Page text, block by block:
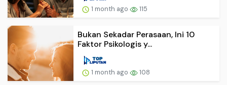
1 month ago 115
Bukan Sekadar Perasaan, Ini 10
Faktor Psikologis y...
1 month ago 108